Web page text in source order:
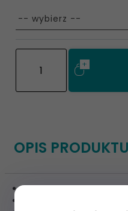
options[76]
OPIS PRODUKTU
bandaż samoprzylepny